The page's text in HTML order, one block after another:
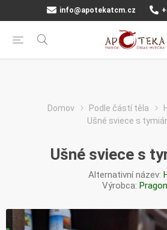
info@apotekatcm.cz
Domov Podle částí těla
Ušné sviece s
Ušné sviece s
Alternativní název:
Výrobca: Pragon